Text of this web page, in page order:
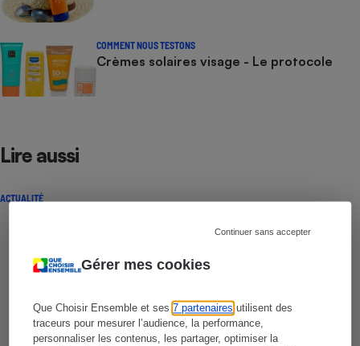
Gérer mes cookies
Que Choisir Ensemble et ses7 partenaires utilisent des
traceurs pour mesurer l’audience, la performance,
personnaliser les contenus, les partager, optimiser la
Continuer sans accepter
COMMENT NOUS TESTONS
Crèmes solaires visage - Le protocole
Lire aussi
ACTUALITÉ